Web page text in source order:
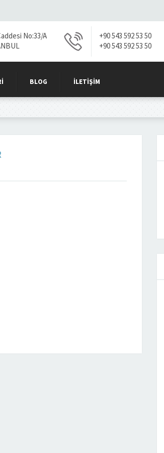
No:33/A
+90 543 592 53 50
+90 543 592 53 50
BLOG İLETIŞIM